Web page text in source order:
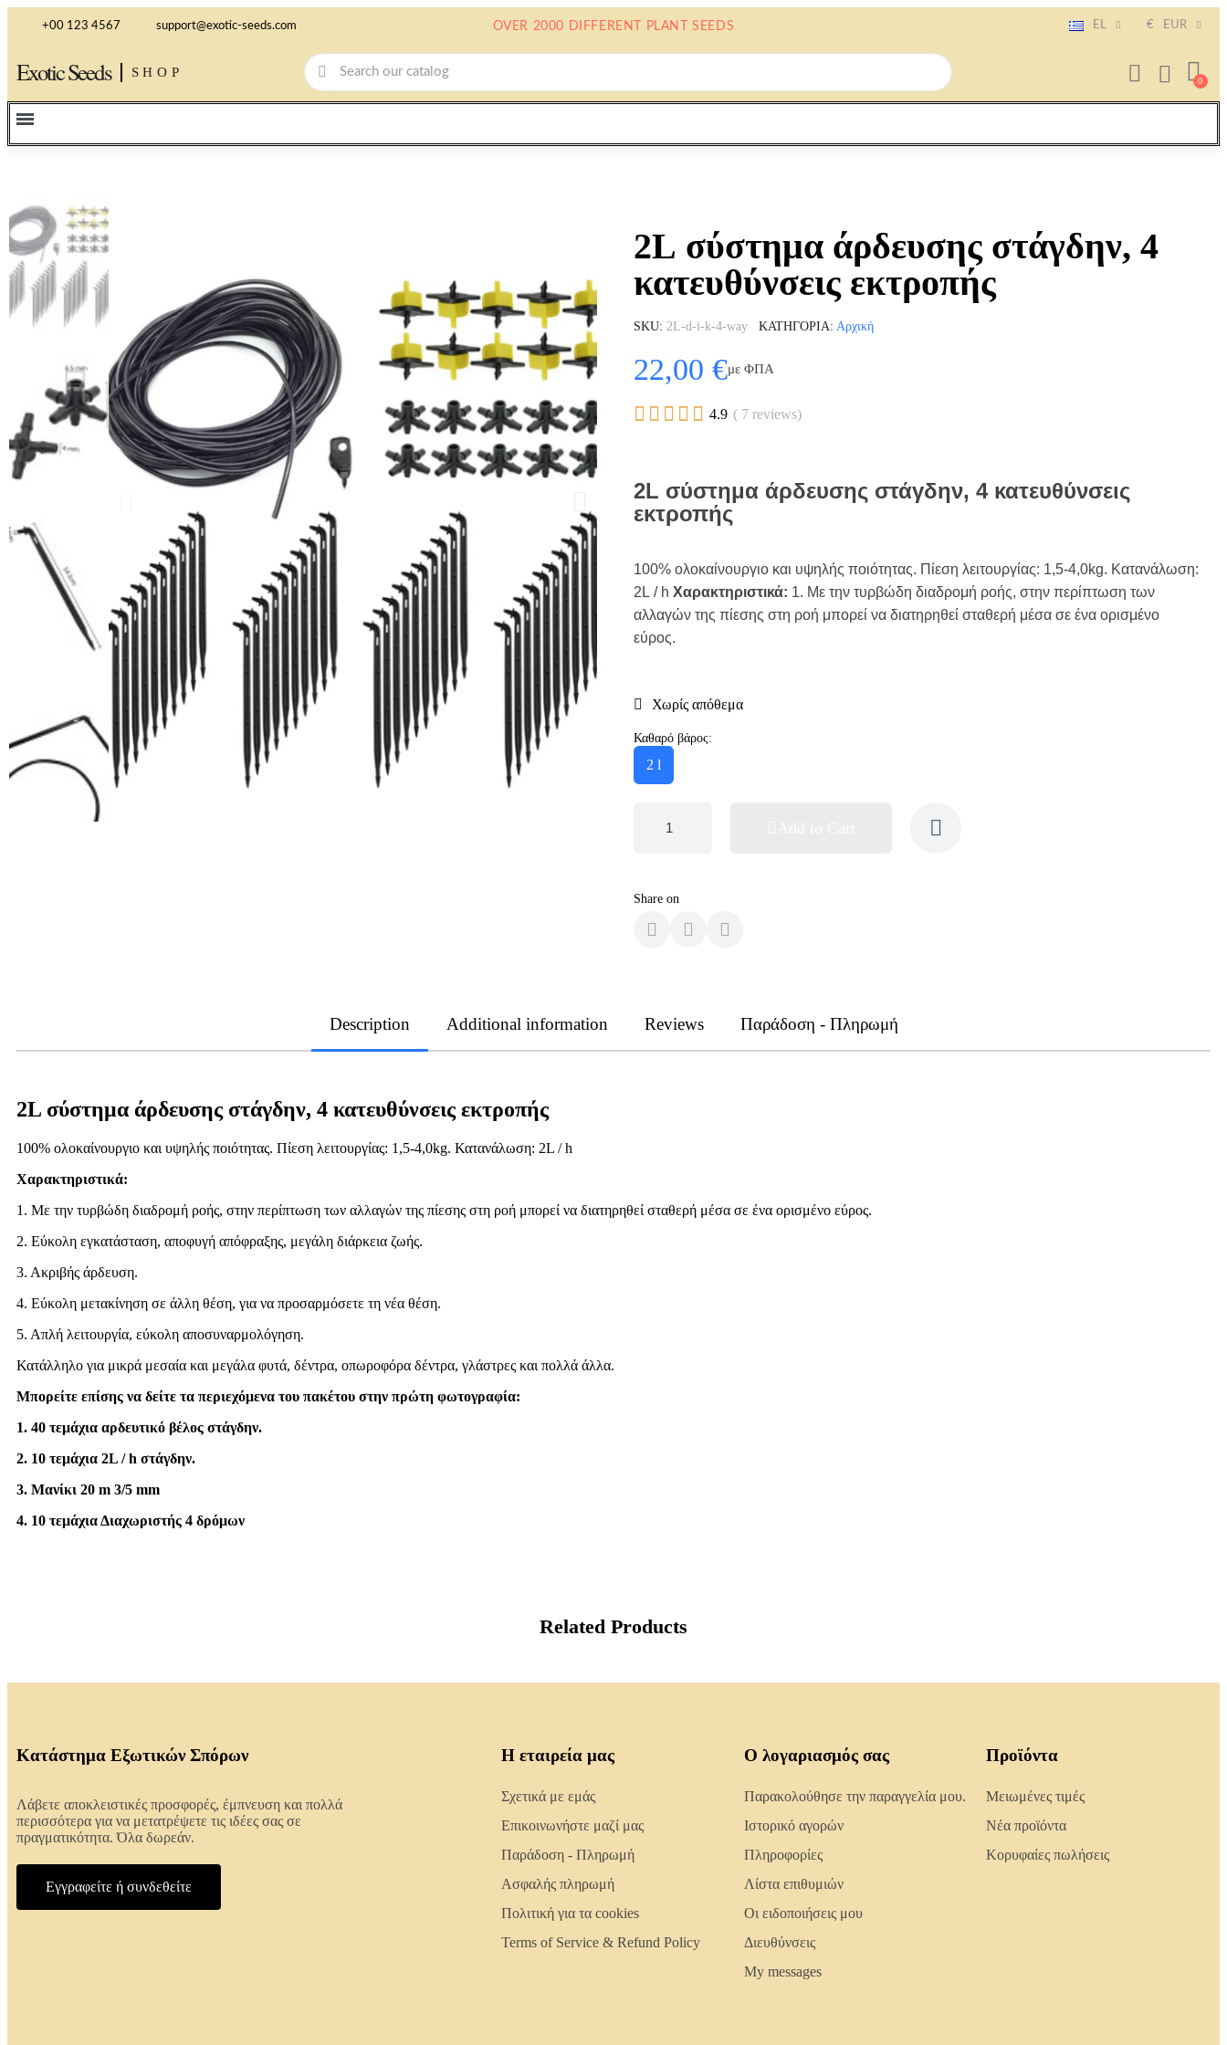
+00 123 4567 support@exotic-seeds.com OVER 2000 DIFFERENT PLANT SEEDS EL € EUR
Exotic Seeds SHOP
2L σύστημα άρδευσης στάγδην, 4
κατευθύνσεις εκτροπής
SKU 2L-d-i-k-4-way ΚΑΤΗΓΟΡΊΑ Αρχική
22,00 €με ΦΠΑ
     4.9 ( 7 reviews)
2L σύστημα άρδευσης στάγδην, 4 κατευθύνσεις
εκτροπής
100% ολοκαίνουργιο και υψηλής ποιότητας. Πίεση λειτουργίας: 1,5-4,0kg. Κατανάλωση:
2L / h Χαρακτηριστικά: 1. Με την τυρβώδη διαδρομή ροής, στην περίπτωση των
αλλαγών της πίεσης στη ροή μπορεί να διατηρηθεί σταθερή μέσα σε ένα ορισμένο
εύρος.
Χωρίς απόθεμα
Καθαρό βάρος:
2 l
Share on
Description Additional information Reviews Παράδοση - Πληρωμή
2L σύστημα άρδευσης στάγδην, 4 κατευθύνσεις εκτροπής
100% ολοκαίνουργιο και υψηλής ποιότητας. Πίεση λειτουργίας: 1,5-4,0kg. Κατανάλωση: 2L / h
Χαρακτηριστικά:
1. Με την τυρβώδη διαδρομή ροής, στην περίπτωση των αλλαγών της πίεσης στη ροή μπορεί να διατηρηθεί σταθερή μέσα σε ένα ορισμένο εύρος.
2. Εύκολη εγκατάσταση, αποφυγή απόφραξης, μεγάλη διάρκεια ζωής.
3. Ακριβής άρδευση.
4. Εύκολη μετακίνηση σε άλλη θέση, για να προσαρμόσετε τη νέα θέση.
5. Απλή λειτουργία, εύκολη αποσυναρμολόγηση.
Κατάλληλο για μικρά μεσαία και μεγάλα φυτά, δέντρα, οπωροφόρα δέντρα, γλάστρες και πολλά άλλα.
Μπορείτε επίσης να δείτε τα περιεχόμενα του πακέτου στην πρώτη φωτογραφία:
1. 40 τεμάχια αρδευτικό βέλος στάγδην.
2. 10 τεμάχια 2L / h στάγδην.
3. Μανίκι 20 m 3/5 mm
4. 10 τεμάχια Διαχωριστής 4 δρόμων
Related Products
Κατάστημα Εξωτικών Σπόρων
Λάβετε αποκλειστικές προσφορές, έμπνευση και πολλά
περισσότερα για να μετατρέψετε τις ιδέες σας σε
πραγματικότητα. Όλα δωρεάν.
Εγγραφείτε ή συνδεθείτε
Η εταιρεία μας
Σχετικά με εμάς
Επικοινωνήστε μαζί μας
Παράδοση - Πληρωμή
Ασφαλής πληρωμή
Πολιτική για τα cookies
Terms of Service & Refund Policy
Ο λογαριασμός σας
Παρακολούθησε την παραγγελία μου.
Ιστορικό αγορών
Πληροφορίες
Λίστα επιθυμιών
Οι ειδοποιήσεις μου
Διευθύνσεις
My messages
Προϊόντα
Μειωμένες τιμές
Νέα προϊόντα
Κορυφαίες πωλήσεις